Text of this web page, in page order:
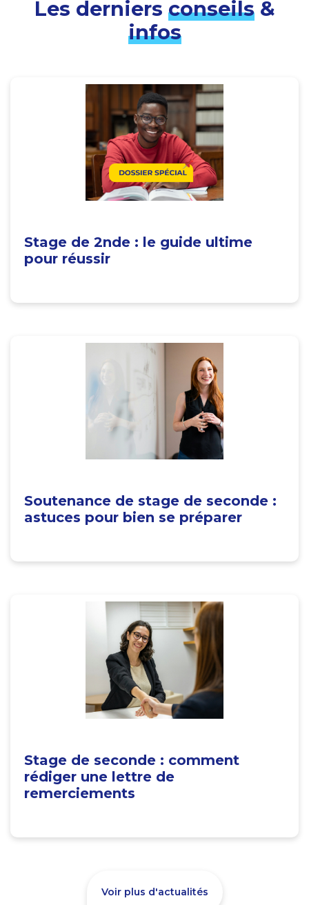
Les derniers conseils&
infos
Stage de 2nde : le guide ultime
pour réussir
Soutenance de stage de seconde :
astuces pour bien se préparer
Stage de seconde : comment
rédiger une lettre de
remerciements
Voir plus d'actualités